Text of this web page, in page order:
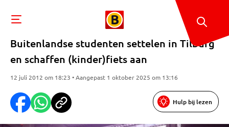
Buitenlandse studenten settelen in Tilburg
en schaffen (kinder)fiets aan
12 juli 2012 om 18:23 • Aangepast 1 oktober 2025 om 13:16
Hulp bij lezen